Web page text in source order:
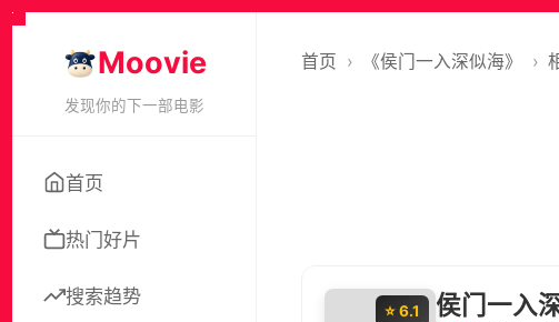
Moovie
发现你的下一部电影
首页
热门好片
搜索趋势
首页 › 《侯门一入深似海》 ›
⭐ 6.1 侯门一入